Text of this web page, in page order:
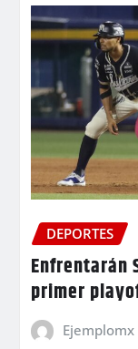
DEPORTES
Enfrentarán
primer
Ejemplomx